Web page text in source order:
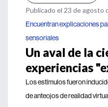
Publicado el 23 de agosto
Encuentran explicaciones
sensoriales
Un aval de la
experiencias
Los estímulos fueron
de anteojos de realidad